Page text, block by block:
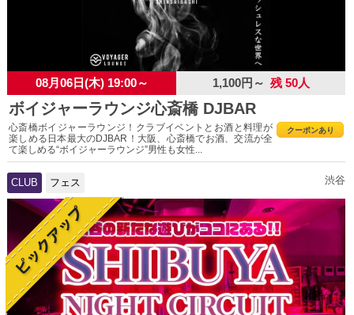
08月06日(木) 19:00～ 1,100円～ 残 50人
ボイジャーラウンジ心斎橋 DJBAR
クーポンあり
心斎橋ボイジャーラウンジ！クラブイベントとお酒と料理が
楽しめる日本最大のDJBAR！大阪、心斎橋でお酒、交流が全
て楽しめる“ボイジャーラウンジ”男性も女性...
CLUB フェス 渋谷